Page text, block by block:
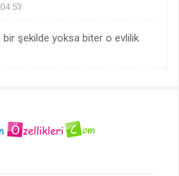
bir şekilde yoksa biter o evlilik